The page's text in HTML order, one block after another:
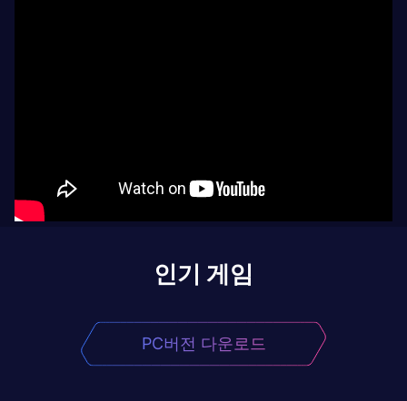
인기 게임
PC버전 다운로드